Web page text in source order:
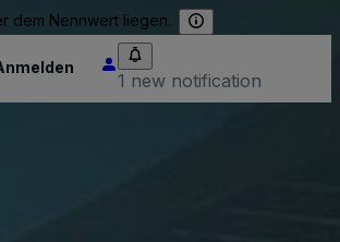
dem Nennwert liegen.
1 new notification